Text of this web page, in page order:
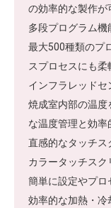
の効率的な製作が
多段プログラム機
最大500種類のプ
スプロセスにも柔
インフラレッドセ
焼成室内部の温度
な温度管理と効率
直感的なタッチス
カラータッチスク
簡単に設定やプロ
効率的な加熱・冷